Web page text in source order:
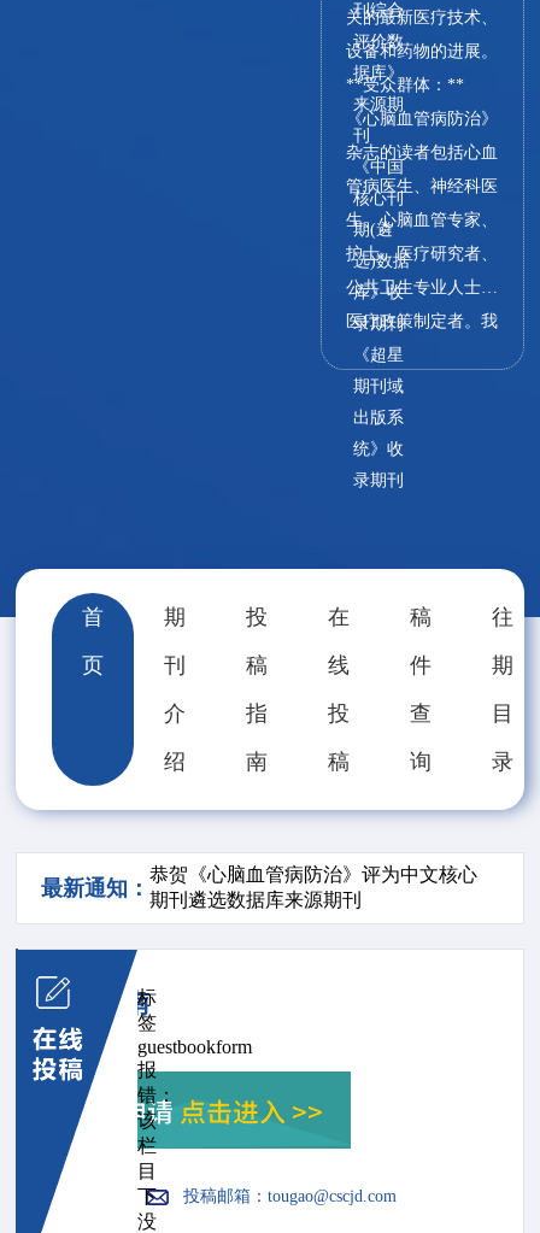
刊综合
评价数
据库》
来源期
刊
《中国
核心刊
期(遴
选)数据
库》收
录期刊
《超星
期刊域
出版系
统》收
录期刊
关的最新医疗技术、
设备和药物的进展。
**受众群体：**
《心脑血管病防治》
杂志的读者包括心血
管病医生、神经科医
生、心脑血管专家、
护士、医疗研究者、
公共卫生专业人士和
医疗政策制定者。我
们的目标是为这些专
业人士提供最新的心
脑血管病防治信息，
以提高医疗水平和促
进患者的健康。
首
页
期
刊
介
绍
投
稿
指
南
在
线
投
稿
稿
件
查
询
往
期
目
录
最新通知：
恭贺《心脑血管病防治》评为中文核心
期刊遴选数据库来源期刊
标
签
guestbookform
报
错：
该
栏
目
下
没
投稿指南
投稿邮箱： tougao@cscjd.com